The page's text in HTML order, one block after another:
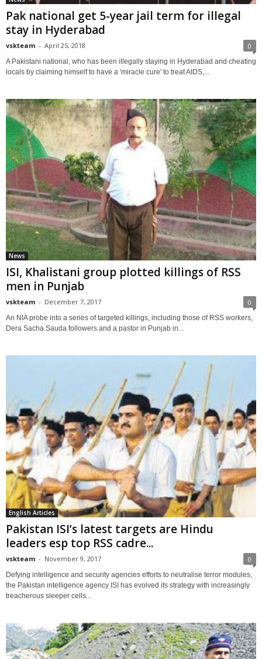
Pak national get 5-year jail term for illegal
stay in Hyderabad
vskteam - April 25, 2018 0
A Pakistani national, who has been illegally staying in Hyderabad and cheating
locals by claiming himself to have a 'miracle cure' to treat AIDS,...
News
ISI, Khalistani group plotted killings of RSS
men in Punjab
vskteam - December 7, 2017 0
An NIA probe into a series of targeted killings, including those of RSS workers,
Dera Sacha Sauda followers and a pastor in Punjab in...
English Articles
Pakistan ISI’s latest targets are Hindu
leaders esp top RSS cadre...
vskteam - November 9, 2017 0
Defying intelligence and security agencies efforts to neutralise terror modules,
the Pakistan intelligence agency ISI has evolved its strategy with increasingly
treacherous sleeper cells...